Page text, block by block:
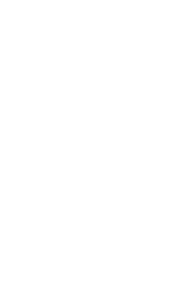
низкая.